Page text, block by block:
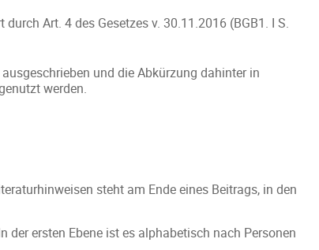
Art. 4 des Gesetzes v. 30.11.2016 (BGB1. I S.
und die Abkürzung dahinter in
werden.
steht am Ende eines Beitrags, in den
ersten Ebene ist es alphabetisch nach Personen